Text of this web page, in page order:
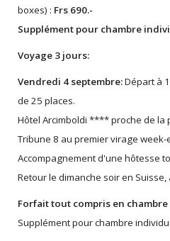
boxes) : Frs 690.-
Supplément pour chambre
Voyage 3 jours:
Vendredi 4 septembre:Départ à
de 25 places.
Hôtel Arcimboldi **** proche de la
Tribune 8 au premier virage week-
Accompagnement d'une hôtesse
Retour le dimanche soir en
Forfait tout compris en chambre
Supplément pour chambre